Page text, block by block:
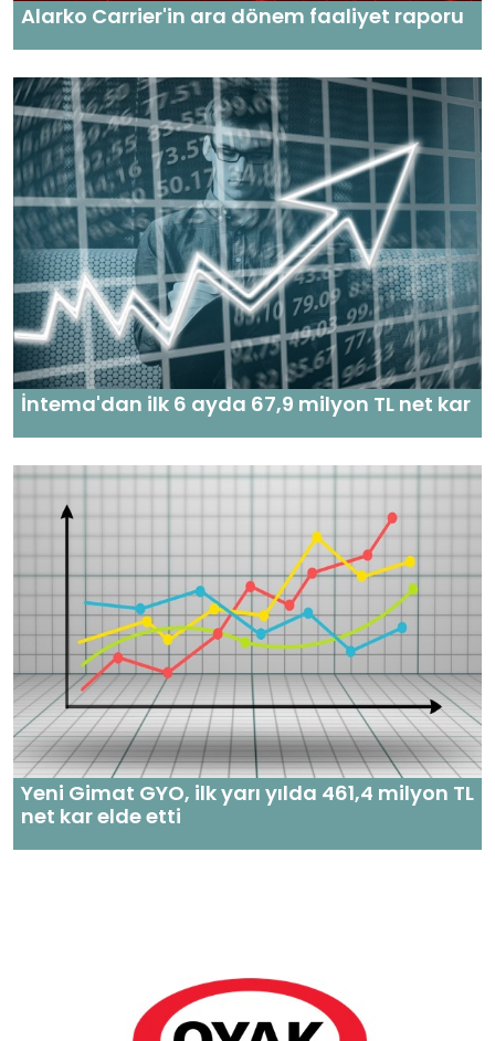
Alarko Carrier'in ara dönem faaliyet raporu
İntema'dan ilk 6 ayda 67,9 milyon TL net kar
Yeni Gimat GYO, ilk yarı yılda 461,4 milyon TL
net kar elde etti